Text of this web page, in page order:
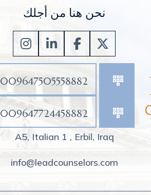
نحن هنا من أجلك
009647505558882
009647724458882
A5, Italian 1 , Erbil, Iraq
info@leadcounselors.com